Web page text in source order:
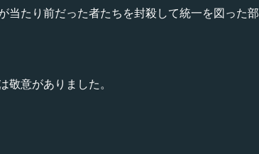
当たり前だった者たちを封殺して統一を図った部
意がありました。